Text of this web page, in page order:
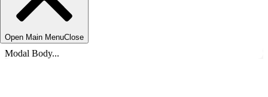
Open Main MenuClose
Modal Body...